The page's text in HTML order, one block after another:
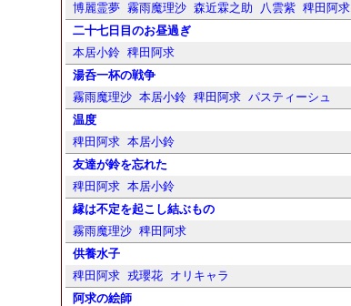
博麗霊夢 霧雨魔理沙 森近霖之助 八雲紫 稗田阿求
二十七日目のお昼過ぎ
本居小鈴 稗田阿求
湯呑一杯の戦争
霧雨魔理沙 本居小鈴 稗田阿求 パスティーシュ
温度
稗田阿求 本居小鈴
友達が鈴を忘れた
稗田阿求 本居小鈴
縁は不定を起こし結ぶもの
霧雨魔理沙 稗田阿求
供養水子
稗田阿求 戎瓔花 オリキャラ
阿求の絵師